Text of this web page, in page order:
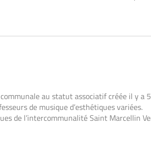
au statut associatif créée il y a
de musique d’esthétiques variées.
de l’intercommunalité Saint Marcellin